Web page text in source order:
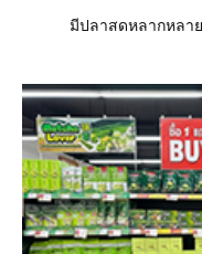
มีปลาสดหลากหลา